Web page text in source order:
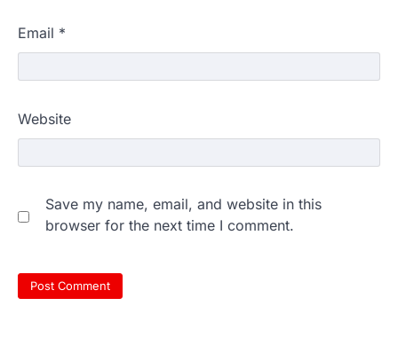
Email *
Website
Save my name, email, and website in this
browser for the next time I comment.